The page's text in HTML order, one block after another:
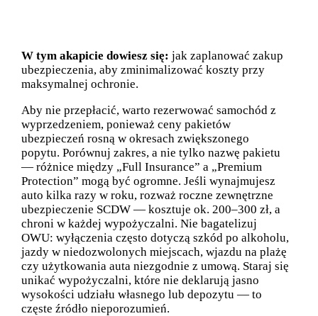
W tym akapicie dowiesz się: jak zaplanować zakup
ubezpieczenia, aby zminimalizować koszty przy
maksymalnej ochronie.
Aby nie przepłacić, warto rezerwować samochód z
wyprzedzeniem, ponieważ ceny pakietów
ubezpieczeń rosną w okresach zwiększonego
popytu. Porównuj zakres, a nie tylko nazwę pakietu
— różnice między „Full Insurance” a „Premium
Protection” mogą być ogromne. Jeśli wynajmujesz
auto kilka razy w roku, rozważ roczne zewnętrzne
ubezpieczenie SCDW — kosztuje ok. 200–300 zł, a
chroni w każdej wypożyczalni. Nie bagatelizuj
OWU: wyłączenia często dotyczą szkód po alkoholu,
jazdy w niedozwolonych miejscach, wjazdu na plażę
czy użytkowania auta niezgodnie z umową. Staraj się
unikać wypożyczalni, które nie deklarują jasno
wysokości udziału własnego lub depozytu — to
częste źródło nieporozumień.